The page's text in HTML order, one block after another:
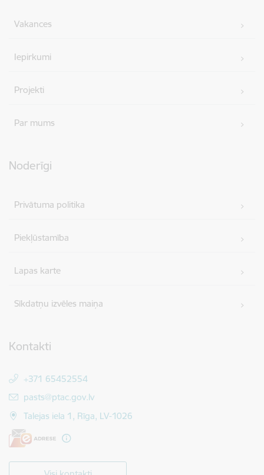
Vakances
Iepirkumi
Projekti
Par mums
Noderīgi
Privātuma politika
Piekļūstamība
Lapas karte
Sīkdatņu izvēles maiņa
Kontakti
+371 65452554
E-pasts:
pasts@ptac.gov.lv
Talejas iela 1, Rīga, LV-1026